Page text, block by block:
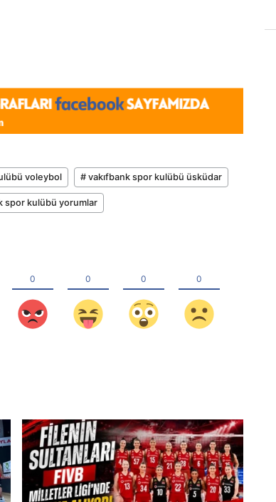
voleybol # vakıfbank spor kulübü üsküdar
spor kulübü yorumlar